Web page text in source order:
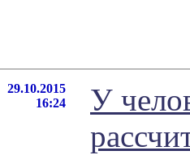
29.10.2015
16:24
У